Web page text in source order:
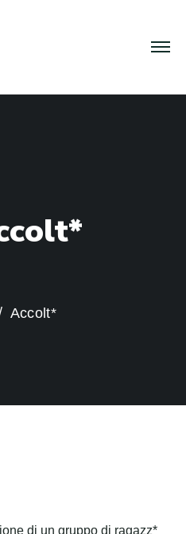
colt*
Accolt*
di un gruppo di ragazz*